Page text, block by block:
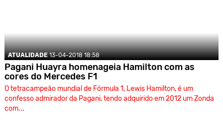
ATUALIDADE 13-04-2018 18:58
Pagani Huayra homenageia Hamilton com as
cores do Mercedes F1
O tetracampeão mundial de Fórmula 1, Lewis Hamilton, é um
confesso admirador da Pagani, tendo adquirido em 2012 um Zonda
com...